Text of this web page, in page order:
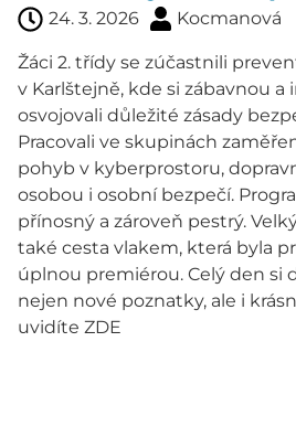
24. 3. 2026 Kocmanová
Žáci 2. třídy se zúčastnili
v Karlštejně, kde si zábavnou
osvojovali důležité zásady
Pracovali ve skupinách
pohyb v kyberprostoru,
osobou i osobní bezpečí.
přínosný a zároveň pestrý.
také cesta vlakem, která byla
úplnou premiérou. Celý den si
nejen nové poznatky, ale i
uvidíte ZDE